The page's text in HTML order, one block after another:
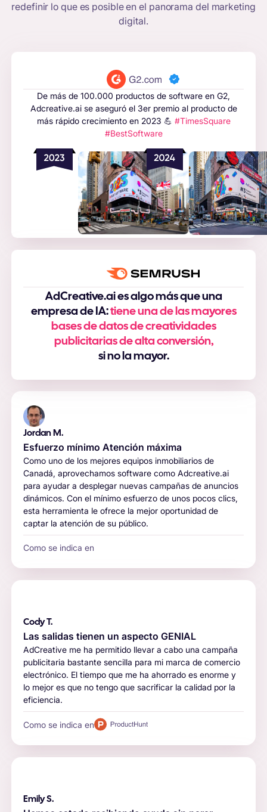
redefinir lo que es posible en el panorama del marketing
digital.
De más de 100.000 productos de software en G2,
Adcreative.ai se aseguró el 3er premio al producto de
más rápido crecimiento en 2023 💪 #TimesSquare
#BestSoftware
AdCreative.ai es algo más que una
empresa de IA:tiene una de las mayores
bases de datos de creatividades
publicitarias de alta conversión,
si no la mayor.
Jordan M.
Esfuerzo mínimo Atención máxima
Como uno de los mejores equipos inmobiliarios de
Canadá, aprovechamos software como Adcreative.ai
para ayudar a desplegar nuevas campañas de anuncios
dinámicos. Con el mínimo esfuerzo de unos pocos clics,
esta herramienta le ofrece la mejor oportunidad de
captar la atención de su público.
Como se indica en
Cody T.
Las salidas tienen un aspecto GENIAL
AdCreative me ha permitido llevar a cabo una campaña
publicitaria bastante sencilla para mi marca de comercio
electrónico. El tiempo que me ha ahorrado es enorme y
lo mejor es que no tengo que sacrificar la calidad por la
eficiencia.
Como se indica en
Emily S.